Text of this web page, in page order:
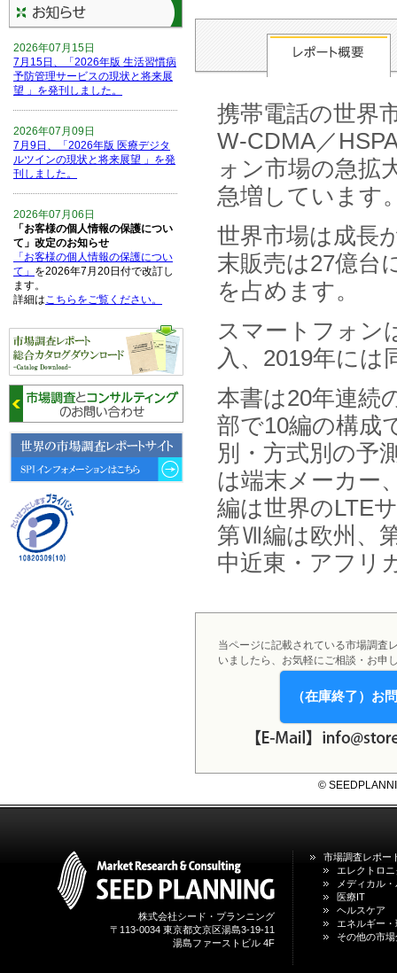
携帯電話の世界
W-CDMA／
ォン市場の急拡
急増しています
世界市場は成長
末販売は27億台
を占めます。
スマートフォン
入、2019年には
本書は20年連続
部で10編の構成
別・方式別の予
は端末メーカー
編は世界のLTE
第Ⅶ編は欧州、
中近東・アフリ
当ページに記載されている市場調査
いましたら、お気軽にご相談・お申
（在庫終了）お
2026年07月15日
7月15日、「2026年版 生活習慣病
予防管理サービスの現状と将来展
望 」を発刊しました。
2026年07月09日
7月9日、「2026年版 医療デジタ
ルツインの現状と将来展望 」を発
刊しました。
2026年07月06日
「お客様の個人情報の保護につい
て」改定のお知らせ
「お客様の個人情報の保護につい
て」 を2026年7月20日付で改訂し
ます。
詳細はこちらをご覧ください。
2026年06月15日
6月15日、「中国の医療保険医薬
品リスト 」を発刊しました。
2026年06月01日
6月1日、「2026-27年版 5G SA、
6GにおけるIoT／サービス市場の
動向 」を発刊しました。
2026年04月30日
4月30日、「2026年版 オンライン
診療サービスの現状と将来展望 」
を発刊しました。
システム・サービス市場の最新動
向と市場展望 」を発刊しました。
©
株式会社シード・プランニング
〒113-0034 東京都文京区湯島3-19-11
湯島ファーストビル 4F
市場調査レポー
エレクトロ
メディカル
医療IT
ヘルスケア
エネルギー
その他の市